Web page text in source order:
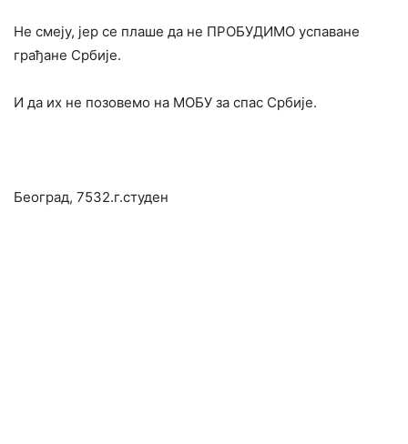
Не смеју, јер се плаше да не ПРОБУДИМО успаване
грађане Србије.
И да их не позовемо на МОБУ за спас Србије.
Београд, 7532.г.студен